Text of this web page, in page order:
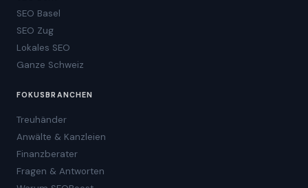
SEO Basel
SEO Zug
Lokales SEO
Ganze Schweiz
FOKUSBRANCHEN
Treuhänder
Anwälte & Kanzleien
Finanzberater
Fragen & Antworten